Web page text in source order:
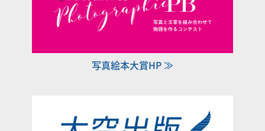
写真絵本大賞HP ≫